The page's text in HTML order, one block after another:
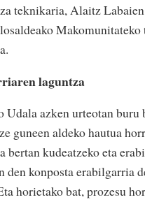
teknikaria, Alaitz
laguntza
azken urteotan buru
guneen aldeko hautua
bertan kudeatzeko eta
den konposta erabilgarria
horietako bat, prozesu